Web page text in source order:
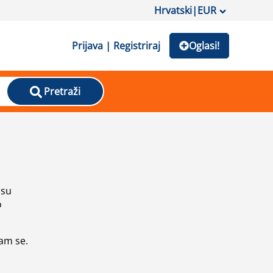
Hrvatski|EUR
Prijava | Registriraj Oglasi!
Pretraži
se.